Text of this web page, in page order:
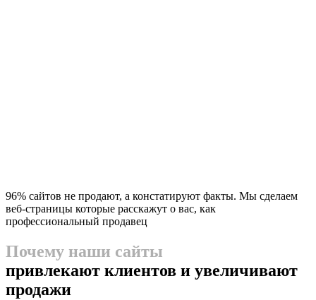
96% сайтов не продают, а констатируют факты. Мы сделаем
веб-страницы которые расскажут о вас, как
профессиональный продавец
Почему наши сайты
привлекают клиентов и увеличивают
продажи